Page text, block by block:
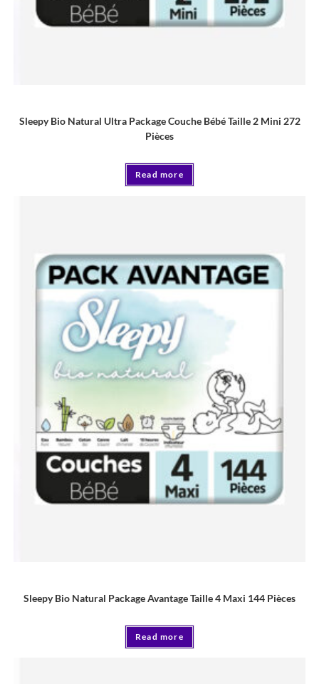
Sleepy Bio Natural Ultra Package Couche Bébé Taille 2 Mini 272
Pièces
Read more
Sleepy Bio Natural Package Avantage Taille 4 Maxi 144 Pièces
Read more